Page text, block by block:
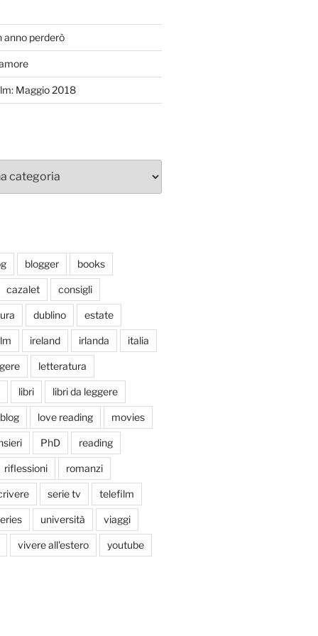
anno perderò
Maggio 2018
blogger books
cazalet consigli
dublino estate
ireland irlanda italia
letteratura
libri libri da leggere
love reading movies
PhD reading
riflessioni romanzi
serie tv telefilm
università viaggi
vivere all'estero youtube